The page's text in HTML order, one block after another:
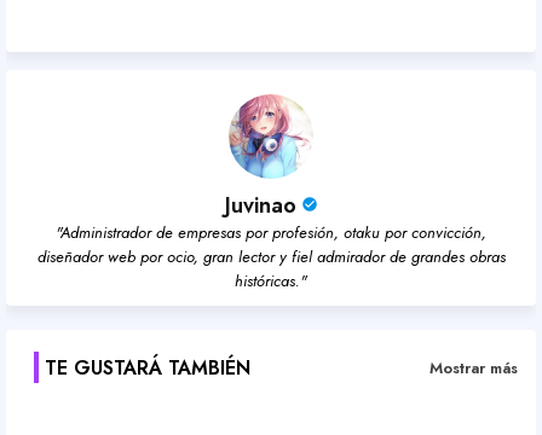
Juvinao
"Administrador de empresas por profesión, otaku por convicción,
diseñador web por ocio, gran lector y fiel admirador de grandes obras
históricas."
TE GUSTARÁ TAMBIÉN Mostrar más